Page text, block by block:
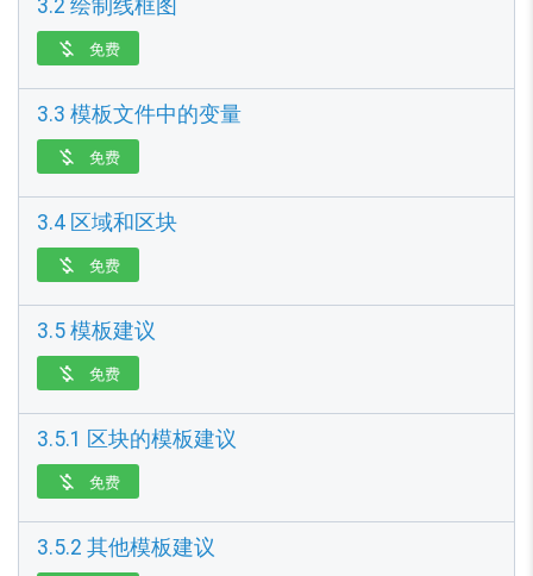
3.2 绘制线框图
 免费
3.3 模板文件中的变量
 免费
3.4 区域和区块
 免费
3.5 模板建议
 免费
3.5.1 区块的模板建议
 免费
3.5.2 其他模板建议